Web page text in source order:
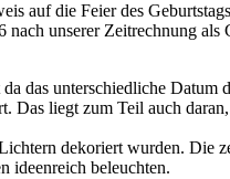
auf die Feier des
unserer Zeitrechnung
das unterschiedliche Datum
Das liegt zum Teil auch
dekoriert wurden. Die
ideenreich beleuchten.